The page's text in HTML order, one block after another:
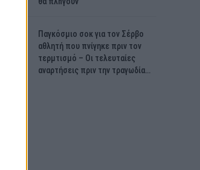
Παγκόσμιο σοκ για τον Σέρβο
αθλητή που πνίγηκε πριν τον
τερμτισμό – Οι τελευταίες
αναρτήσεις πριν την τραγωδία…